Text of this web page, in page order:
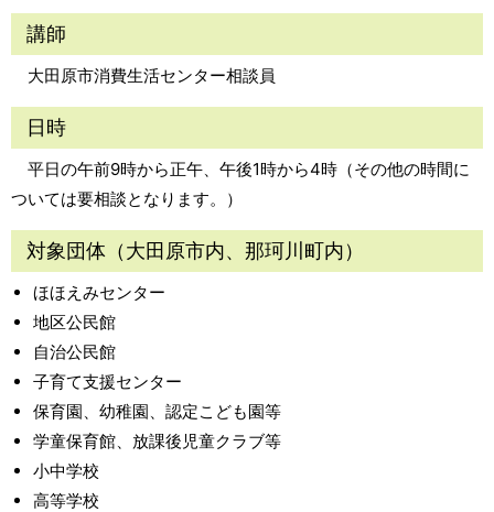
講師
大田原市消費生活センター相談員
日時
平日の午前9時から正午、午後1時から4時（その他の時間に
ついては要相談となります。）
対象団体（大田原市内、那珂川町内）
ほほえみセンター
地区公民館
自治公民館
子育て支援センター
保育園、幼稚園、認定こども園等
学童保育館、放課後児童クラブ等
小中学校
高等学校